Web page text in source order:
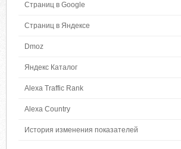
Страниц в Google
Страниц в Яндексе
Dmoz
Яндекс Каталог
Alexa Traffic Rank
Alexa Country
История изменения показателей